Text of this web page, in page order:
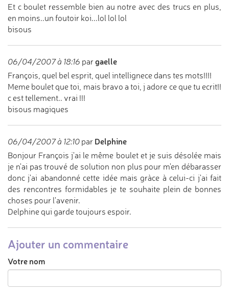
Et c boulet ressemble bien au notre avec des trucs en plus,
en moins..un foutoir koi...lol lol lol
bisous
06/04/2007 à 18:16 par gaelle
François, quel bel esprit, quel intellignece dans tes mots!!!!
Meme boulet que toi, mais bravo a toi, j adore ce que tu ecrit!!
c est tellement.. vrai !!!
bisous magiques
06/04/2007 à 12:10 par Delphine
Bonjour François j'ai le même boulet et je suis désolée mais
je n'ai pas trouvé de solution non plus pour m'en débarasser
donc j'ai abandonné cette idée mais gràce à celui-ci j'ai fait
des rencontres formidables je te souhaite plein de bonnes
choses pour l'avenir.
Delphine qui garde toujours espoir.
Ajouter un commentaire
Votre nom